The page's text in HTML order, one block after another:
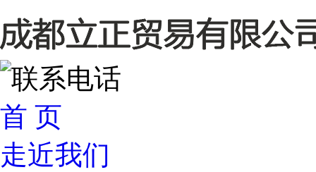
首 页
走近我们